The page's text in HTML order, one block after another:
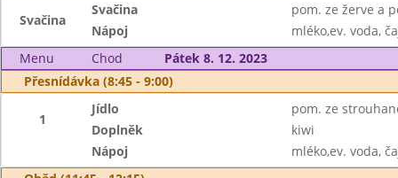
Svačina
Svačina
pom. ze žerve a
Nápoj
mléko,ev. voda,
Menu
Chod
Pátek 8. 12. 2023
Přesnídávka (8:45 - 9:00)
1
Jídlo
pom. ze
Doplněk
kiwi
Nápoj
mléko,ev. voda,